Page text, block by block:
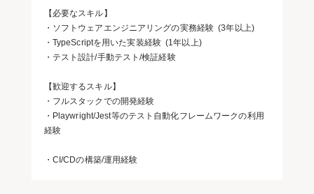
【必要なスキル】
・ソフトウェアエンジニアリングの実務経験 (3年以上)
・TypeScriptを用いた実装経験 (1年以上)
・テスト設計/手動テスト/検証経験
【歓迎するスキル】
・フルスタックでの開発経験
・Playwright/Jest等のテスト自動化フレームワークの利用
経験
・CI/CDの構築/運用経験